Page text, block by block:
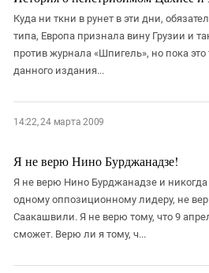
Куда ни ткни в рунет в эти дни,
типа, Европа признала вину Грузии и
против журнала «Шпигель», но пока
данного издания...
14:22, 24 марта 2009
Я не верю Нино Бурджанадзе!
Я не верю Нино Бурджанадзе и
одному оппозиционному лидеру, не
Саакашвили. Я не верю тому, что 9
сможет. Верю ли я тому, ч...